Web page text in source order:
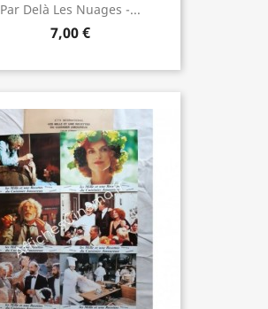
Par Delà Les Nuages -...
7,00 €